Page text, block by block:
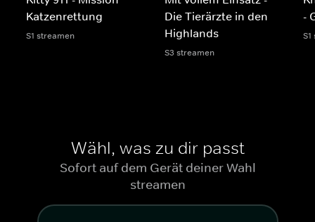
Katzenrettung
S1 streamen
Die Tierärzte in den
Highlands
S3 streamen
-
Wähl, was zu dir passt
Sofort auf dem Gerät deiner Wahl
streamen